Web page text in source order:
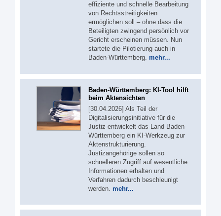
effiziente und schnelle Bearbeitung
von Rechtsstreitigkeiten
ermöglichen soll – ohne dass die
Beteiligten zwingend persönlich vor
Gericht erscheinen müssen. Nun
startete die Pilotierung auch in
Baden-Württemberg. mehr...
Baden-Württemberg: KI-Tool hilft
beim Aktensichten
[30.04.2026] Als Teil der
Digitalisierungsinitiative für die
Justiz entwickelt das Land Baden-
Württemberg ein KI-Werkzeug zur
Aktenstrukturierung.
Justizangehörige sollen so
schnelleren Zugriff auf wesentliche
Informationen erhalten und
Verfahren dadurch beschleunigt
werden. mehr...